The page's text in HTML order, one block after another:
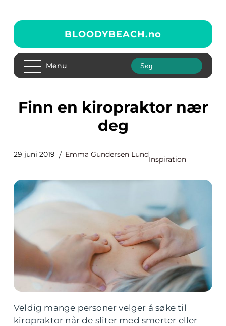
BLOODYBEACH.no
Menu
Finn en kiropraktor nær
deg
29 juni 2019 Emma Gundersen Lund
Inspiration
Veldig mange personer velger å søke til
kiropraktor når de sliter med smerter eller